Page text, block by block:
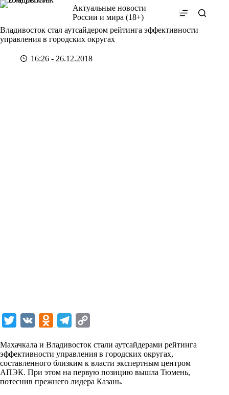
Перейти
Актуальные новости
России и мира (18+)
Владивосток стал аутсайдером рейтинга эффективности
управления в городских округах
16:26 - 26.12.2018
i
t
t
n
o
k
l
e
g
p
y
L
Махачкала и Владивосток стали аутсайдерами рейтинга
эффективности управления в городских округах,
составленного близким к власти экспертным центром
АПЭК. При этом на первую позицию вышла Тюмень,
потеснив прежнего лидера Казань.